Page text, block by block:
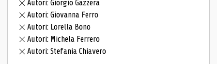
Autori: Giorgio Gazzera
Autori: Giovanna Ferro
Autori: Lorella Bono
Autori: Michela Ferrero
Autori: Stefania Chiavero